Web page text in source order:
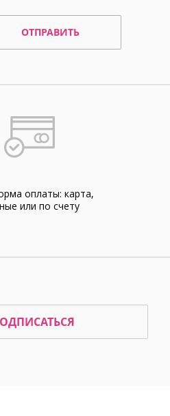
ОТПРАВИТЬ
оплаты: карта,
или по счету